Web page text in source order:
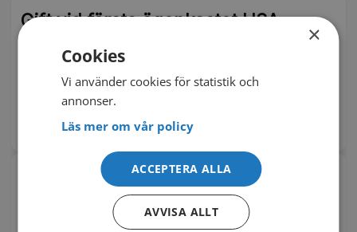
Gift vid första ögonkastet USA
Med hjälp av en samling relationsexperter får
singlar hjälp att bli sammanförda med sina
idealpartners.
18 delar
Tre dagar i skogen
I tre dygn levde Oliver Norqvist i de norrländska
skogarna, allt för att se sitt livs första älg. Detta
×
Cookies
Vi använder cookies för statistik och
annonser.
Läs mer om vår policy
ACCEPTERA ALLA
AVVISA ALLT